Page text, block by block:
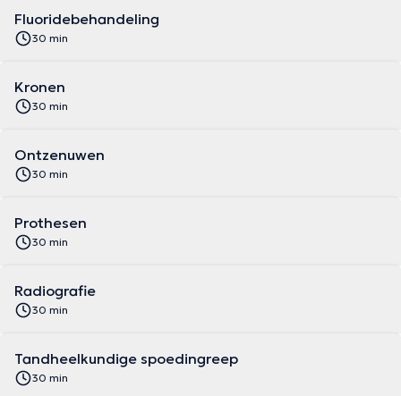
Fluoridebehandeling
30 min
Kronen
30 min
Ontzenuwen
30 min
Prothesen
30 min
Radiografie
30 min
Tandheelkundige spoedingreep
30 min